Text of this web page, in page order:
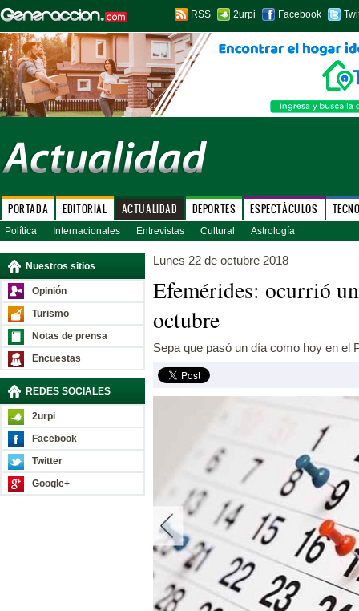
RSS 2urpi Facebook
PORTADA EDITORIAL ACTUALIDAD DEPORTES ESPECTÁCULOS
Política Internacionales Entrevistas Cultural Astrología
Nuestros sitios
Opinión
Turismo
Notas de prensa
Encuestas
REDES SOCIALES
2urpi
Facebook
Twitter
Google+
Lunes 22 de octubre 2018
Efemérides: ocurrió
octubre
Sepa que pasó un día como hoy en el